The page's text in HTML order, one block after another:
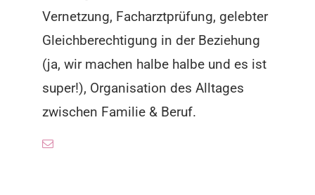
Vernetzung, Facharztprüfung, gelebter
Gleichberechtigung in der Beziehung
(ja, wir machen halbe halbe und es ist
super!), Organisation des Alltages
zwischen Familie & Beruf.